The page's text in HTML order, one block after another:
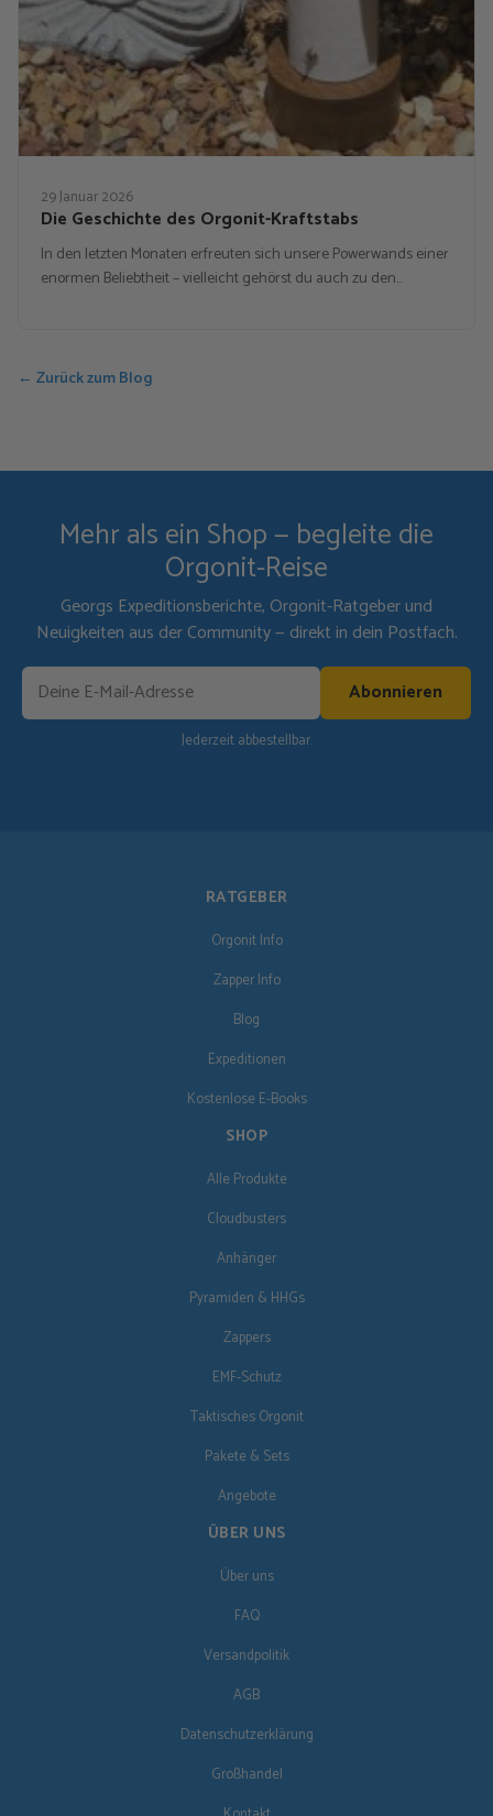
29 Januar 2026
Die Geschichte des Orgonit-Kraftstabs
In den letzten Monaten erfreuten sich unsere Powerwands einer
enormen Beliebtheit – vielleicht gehörst du auch zu den…
← Zurück zum Blog
Mehr als ein Shop — begleite die
Orgonit-Reise
Georgs Expeditionsberichte, Orgonit-Ratgeber und
Neuigkeiten aus der Community — direkt in dein Postfach.
Abonnieren
Jederzeit abbestellbar.
RATGEBER
Orgonit Info
Zapper Info
Blog
Expeditionen
Kostenlose E-Books
SHOP
Alle Produkte
Cloudbusters
Anhänger
Pyramiden & HHGs
Zappers
EMF-Schutz
Taktisches Orgonit
Pakete & Sets
Angebote
ÜBER UNS
Über uns
FAQ
Versandpolitik
AGB
Datenschutzerklärung
Großhandel